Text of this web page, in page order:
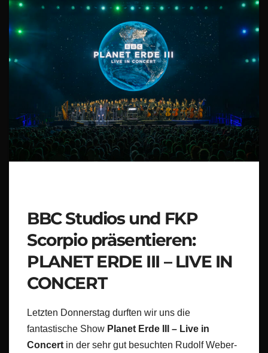
BBC Studios und FKP
Scorpio präsentieren:
PLANET ERDE III – LIVE IN
CONCERT
Letzten Donnerstag durften wir uns die
fantastische Show Planet Erde III – Live in
Concert in der sehr gut besuchten Rudolf Weber-